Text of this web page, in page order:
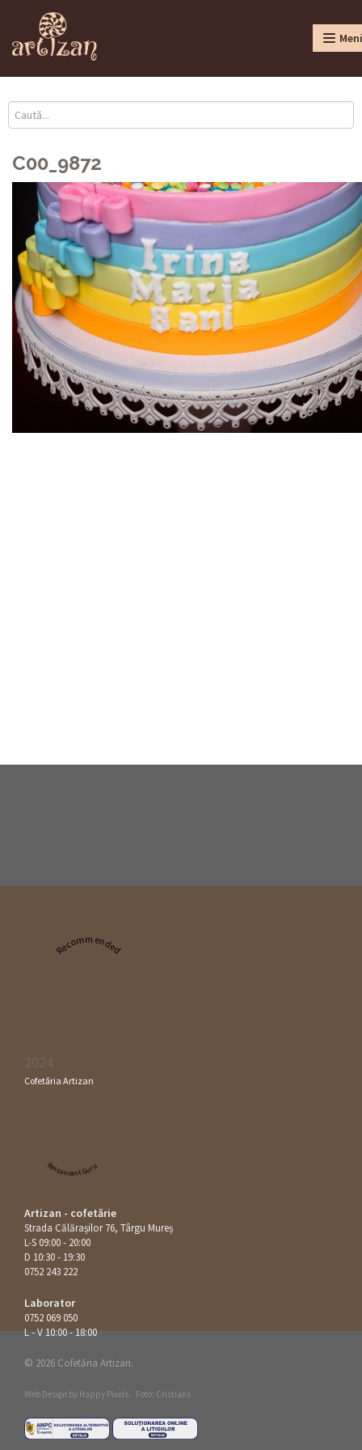
C00_9872
Recommended
2024
Cofetăria Artizan
Restaurant Guru
Artizan - cofetărie
Strada Călăraşilor 76, Târgu Mureș
L-S 09:00 - 20:00
D 10:30 - 19:30
0752 243 222
Laborator
0752 069 050
L - V 10:00 - 18:00
© 2026 Cofetăria Artizan.
Web Design by Happy Pixels. Foto: Cristians